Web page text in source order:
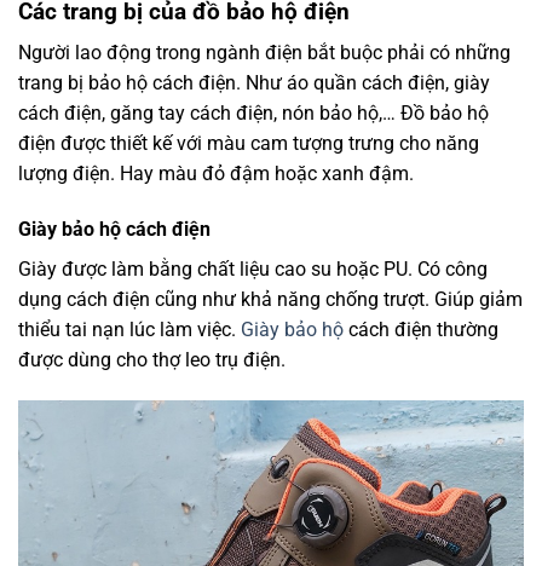
Các trang bị của đồ bảo hộ điện
Người lao động trong ngành điện bắt buộc phải có những
trang bị bảo hộ cách điện. Như áo quần cách điện, giày
cách điện, găng tay cách điện, nón bảo hộ,… Đồ bảo hộ
điện được thiết kế với màu cam tượng trưng cho năng
lượng điện. Hay màu đỏ đậm hoặc xanh đậm.
Giày bảo hộ cách điện
Giày được làm bằng chất liệu cao su hoặc PU. Có công
dụng cách điện cũng như khả năng chống trượt. Giúp giảm
thiểu tai nạn lúc làm việc. Giày bảo hộ cách điện thường
được dùng cho thợ leo trụ điện.